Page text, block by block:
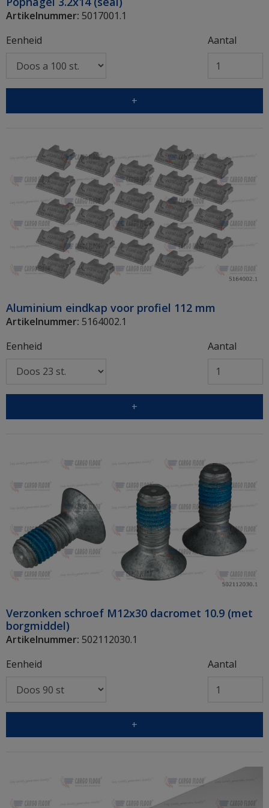
Artikelnummer: 5017001.1
Eenheid
Aantal
+
Aluminium eindkap voor profiel 112 mm
Artikelnummer: 5164002.1
Eenheid
Aantal
+
Verzonken schroef M12x30 dacromet 10.9 (met
borgmiddel)
Artikelnummer: 502112030.1
Eenheid
Aantal
+